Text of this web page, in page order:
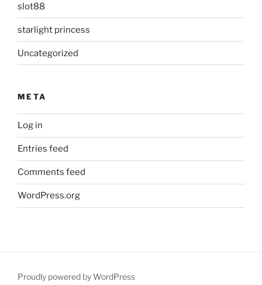
slot88
starlight princess
Uncategorized
META
Log in
Entries feed
Comments feed
WordPress.org
Proudly powered by WordPress